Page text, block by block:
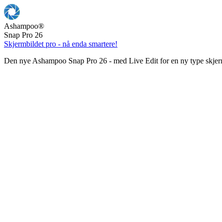
Ashampoo®
Snap Pro 26
Skjermbildet pro - nå enda smartere!
Den nye Ashampoo Snap Pro 26 - med Live Edit for en ny type